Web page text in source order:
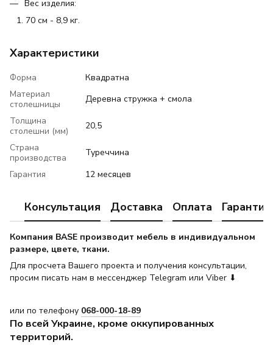
Вес изделия:
70 см - 8,9 кг.
Характеристики
Форма
Квадратна
Материал
столешницы
Деревна стружка + смола
Толщина
столешни (мм)
20,5
Страна
производства
Туреччина
Гарантия
12 месяцев
Консультация Доставка Оплата Гарантия
Компания BASE производит мебель в индивидуальном
размере, цвете, ткани.
Для просчета Вашего проекта и получения консультации,
просим писать нам в мессенджер Telegram или Viber ⬇
или по телефону 068-000-18-89
По всей Украине, кроме оккупированных
территорий.